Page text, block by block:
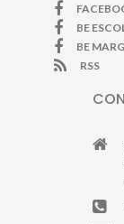
BE
BE
RSS